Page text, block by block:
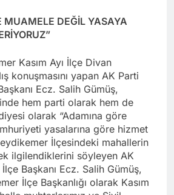
MUAMELE DEĞİL YASAYA
Kasım Ayı İlçe Divan
konuşmasını yapan AK Parti
Ecz. Salih Gümüş,
hem parti olarak hem de
olarak “Adamına göre
yasalarına göre hizmet
İlçesindeki mahallerin
ilgilendiklerini söyleyen AK
Başkanı Ecz. Salih Gümüş,
İlçe Başkanlığı olarak Kasım